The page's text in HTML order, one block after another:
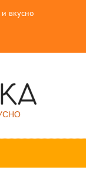
вкусно